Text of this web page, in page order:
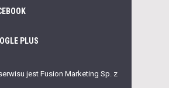
PLUS
jest Fusion Marketing Sp. z